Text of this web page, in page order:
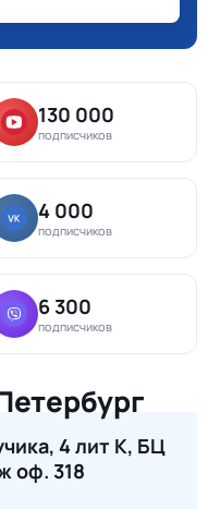
130 000
подписчиков
4 000
подписчиков
6 300
подписчиков
4 лит К, БЦ
оф. 318